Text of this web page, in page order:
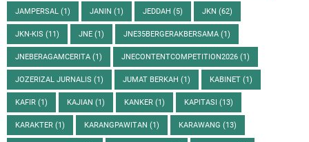
JAMPERSAL (1) JANIN (1) JEDDAH (5) JKN (62)
JKN-KIS (11) JNE (1) JNE35BERGERAKBERSAMA (1)
JNEBERAGAMCERITA (1) JNECONTENTCOMPETITION2026 (1)
JOZERIZAL JURNALIS (1) JUMAT BERKAH (1) KABINET (1)
KAFIR (1) KAJIAN (1) KANKER (1) KAPITASI (13)
KARAKTER (1) KARANGPAWITAN (1) KARAWANG (13)